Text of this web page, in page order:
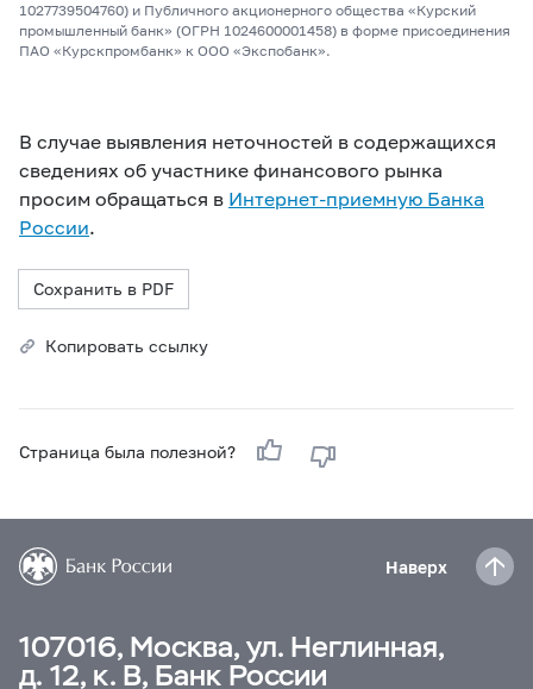
1027739504760) и Публичного акционерного общества «Курский
промышленный банк» (ОГРН 1024600001458) в форме присоединения
ПАО «Курскпромбанк» к ООО «Экспобанк».
В случае выявления неточностей в содержащихся
сведениях об участнике финансового рынка
просим обращаться в Интернет-приемную Банка
России.
Сохранить в PDF
Копировать ссылку
Страница была полезной?
Наверх
107016, Москва, ул. Неглинная,
д. 12, к. В, Банк России